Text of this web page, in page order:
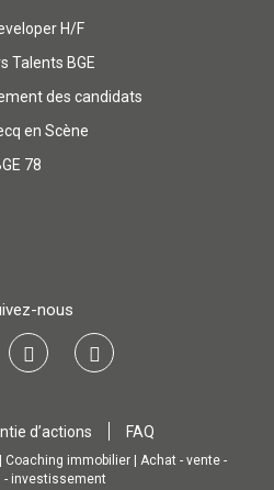
H/F
Talents BGE
des candidats
en Scène
78
nous
d’actions FAQ
Coaching immobilier | Achat - vente -
- investissement